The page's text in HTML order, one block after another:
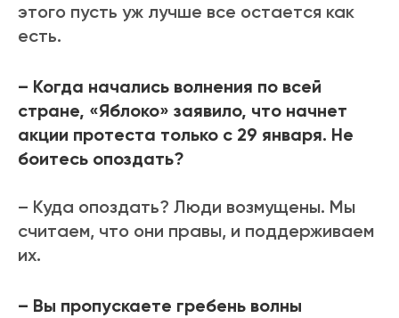
этого пусть уж лучше все остается как
есть.
– Когда начались волнения по всей
стране, «Яблоко» заявило, что начнет
акции протеста только с 29 января. Не
боитесь опоздать?
– Куда опоздать? Люди возмущены. Мы
считаем, что они правы, и поддерживаем
их.
– Вы пропускаете гребень волны